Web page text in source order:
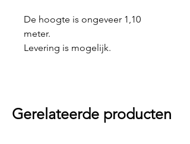
De hoogte is ongeveer 1,10
meter.
Levering is mogelijk.
Gerelateerde producten